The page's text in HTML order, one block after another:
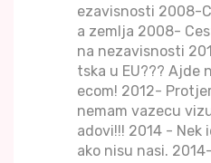
ezavisnosti 2008-
a zemlja 2008-
na nezavisnosti
tska u EU??? Ajde
ecom! 2012-
nemam vazecu
adovi!!! 2014 - Nek
ako nisu nasi.